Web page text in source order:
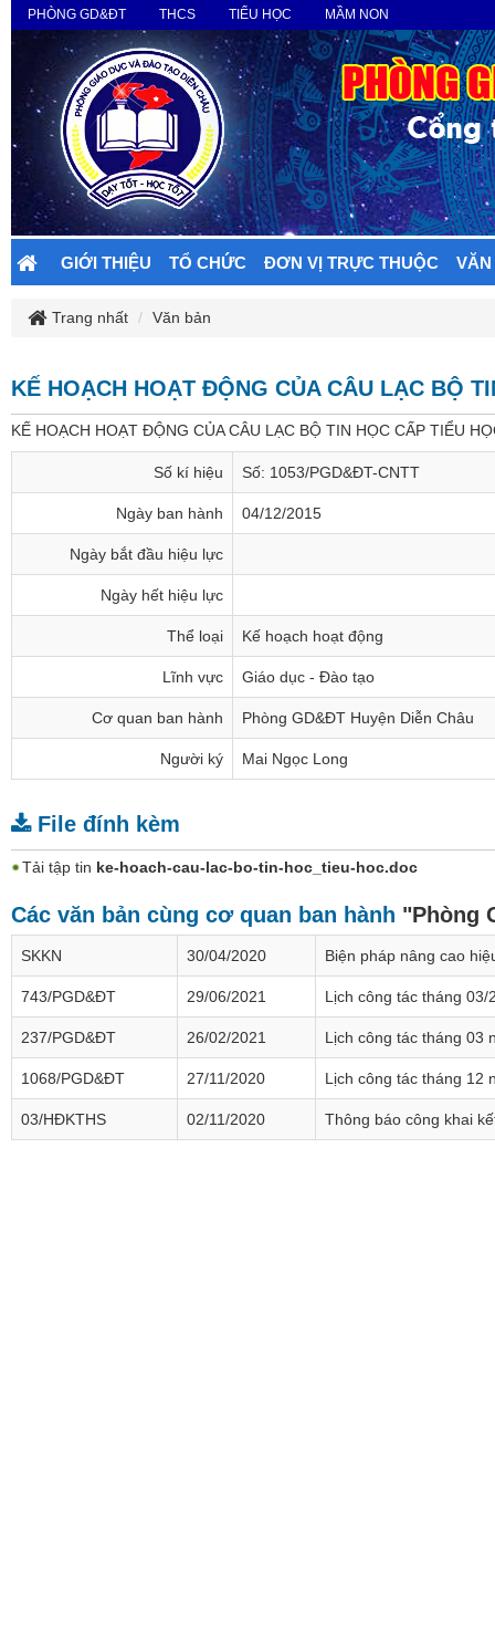
PHÒNG GD&ĐT THCS TIỂU HỌC MẦM NON
GIỚI THIỆU TỔ CHỨC ĐƠN VỊ TRỰC THUỘC
Trang nhất Văn bản
KẾ HOẠCH HOẠT ĐỘNG CỦA CÂU LẠC BỘ
KẾ HOẠCH HOẠT ĐỘNG CỦA CÂU LẠC BỘ TIN HỌC CẤP TIỂU
Số kí hiệu Số: 1053/PGD&ĐT-CNTT
Ngày ban hành 04/12/2015
Ngày bắt đầu hiệu lực
Ngày hết hiệu lực
Thể loại Kế hoạch hoạt động
Lĩnh vực Giáo dục - Đào tạo
Cơ quan ban hành Phòng GD&ĐT Huyện Diễn Châu
Người ký Mai Ngọc Long
File đính kèm
Tải tập tin ke-hoach-cau-lac-bo-tin-hoc_tieu-hoc.doc
Các văn bản cùng cơ quan ban hành "Phòng
SKKN 30/04/2020 Biện pháp nâng cao
743/PGD&ĐT 29/06/2021 Lịch công tác tháng 03/
237/PGD&ĐT 26/02/2021 Lịch công tác tháng 03
1068/PGD&ĐT 27/11/2020 Lịch công tác tháng 12
03/HĐKTHS 02/11/2020 Thông báo công khai